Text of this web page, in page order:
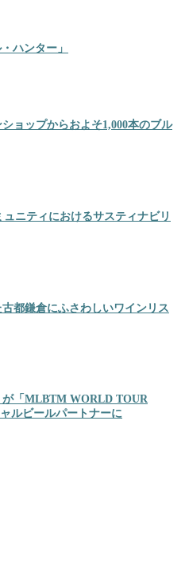
ハンター」
ョップからおよそ1,000本のブル
ニティにおけるサスティナビリ
都鎌倉にふさわしいワインリス
が「MLBTM WORLD TOUR
ルビールパートナーに